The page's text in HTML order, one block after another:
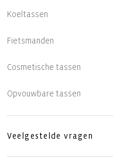
Koeltassen
Fietsmanden
Cosmetische tassen
Opvouwbare tassen
Veelgestelde vragen